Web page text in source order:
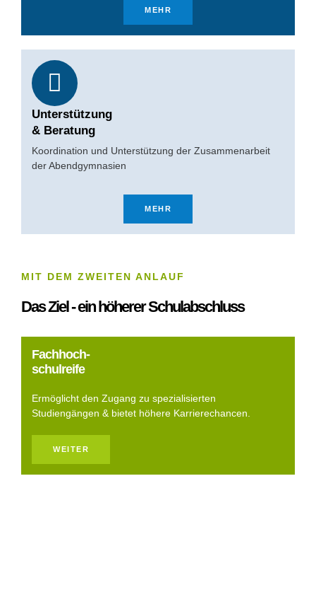
MEHR
Unterstützung
& Beratung
Koordination und Unterstützung der Zusammenarbeit
der Abendgymnasien
MEHR
MIT DEM ZWEITEN ANLAUF
Das Ziel - ein höherer Schulabschluss
Fachhoch-
schulreife
Ermöglicht den Zugang zu spezialisierten
Studiengängen & bietet höhere Karrierechancen.
WEITER